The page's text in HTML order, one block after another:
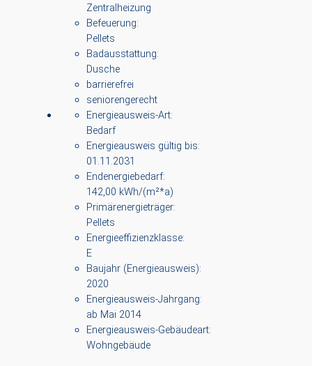
Zentralheizung
Befeuerung:
Pellets
Badausstattung:
Dusche
barrierefrei
seniorengerecht
Energieausweis-Art:
Bedarf
Energieausweis gültig bis:
01.11.2031
Endenergiebedarf:
142,00 kWh/(m²*a)
Primärenergieträger:
Pellets
Energieeffizienzklasse:
E
Baujahr (Energieausweis):
2020
Energieausweis-Jahrgang:
ab Mai 2014
Energieausweis-Gebäudeart:
Wohngebäude